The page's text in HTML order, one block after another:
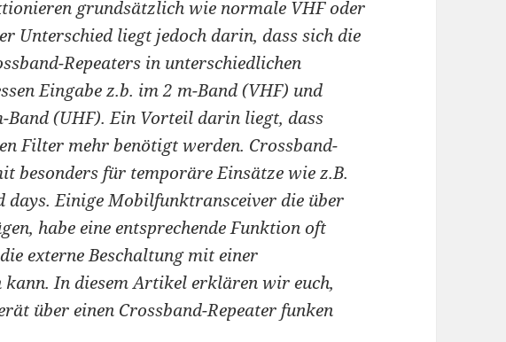
grundsätzlich wie normale VHF oder
Unterschied liegt jedoch darin, dass sich die
Repeaters in unterschiedlichen
Eingabe z.b. im 2 m-Band (VHF) und
Band (UHF). Ein Vorteil darin liegt, dass
Filter mehr benötigt werden. Crossband-
besonders für temporäre Einsätze wie z.B.
days. Einige Mobilfunktransceiver die über
habe eine entsprechende Funktion oft
externe Beschaltung mit einer
kann. In diesem Artikel erklären wir euch,
über einen Crossband-Repeater funken